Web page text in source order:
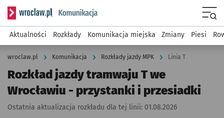
Serwis informacyjny wroclaw.pl podserwis: Komunikacja
Aktualności Rozkłady Komunikacja miejska Zmiany Piesi
wroclaw.pl Komunikacja Rozkłady jazdy MPK Linia T
Rozkład jazdy tramwaju T we
Wrocławiu - przystanki i przesiadki
Ostatnia aktualizacja rozkładu dla tej linii: 01.08.2026